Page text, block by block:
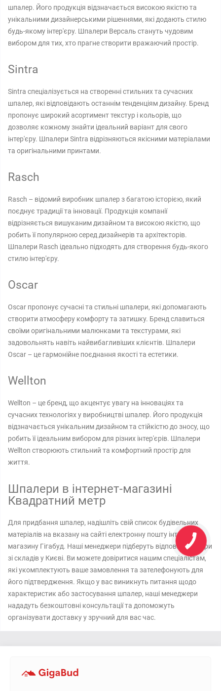
шпалер. Його продукція відзначається високою якістю та
унікальними дизайнерськими рішеннями, які додають стилю
будь-якому інтер'єру. Шпалери Версаль стануть чудовим
вибором для тих, хто прагне створити вражаючий простір.
Sintra
Sintra спеціалізується на створенні стильних та сучасних
шпалер, які відповідають останнім тенденціям дизайну. Бренд
пропонує широкий асортимент текстур і кольорів, що
дозволяє кожному знайти ідеальний варіант для свого
інтер'єру. Шпалери Sintra відрізняються якісними матеріалами
та оригінальними принтами.
Rasch
Rasch – відомий виробник шпалер з багатою історією, який
поєднує традиції та інновації. Продукція компанії
відрізняється вишуканим дизайном та високою якістю, що
робить її популярною серед дизайнерів та архітекторів.
Шпалери Rasch ідеально підходять для створення будь-якого
стилю інтер'єру.
Oscar
Oscar пропонує сучасні та стильні шпалери, які допомагають
створити атмосферу комфорту та затишку. Бренд славиться
своїми оригінальними малюнками та текстурами, які
задовольнять навіть найвибагливіших клієнтів. Шпалери
Oscar – це гармонійне поєднання якості та естетики.
Wellton
Wellton – це бренд, що акцентує увагу на інноваціях та
сучасних технологіях у виробництві шпалер. Його продукція
відзначається унікальним дизайном та стійкістю до зносу, що
робить її ідеальним вибором для різних інтер'єрів. Шпалери
Wellton створюють стильний та комфортний простір для
життя.
Шпалери в інтернет-магазині
Квадратний метр
Для придбання шпалер, надішліть свій список будівельних
матеріалів на вказану на сайті електронну пошту інтернет-
магазину Гігабуд. Наші менеджери підберуть відповідні товари
зі складів у Києві. Ви можете довіритися нашим спеціалістам,
які укомплектують ваше замовлення та зателефонують для
його підтвердження. Якщо у вас виникнуть питання щодо
характеристик або застосування шпалер, наші менеджери
нададуть безкоштовні консультації та допоможуть
організувати доставку у зручний для вас час.